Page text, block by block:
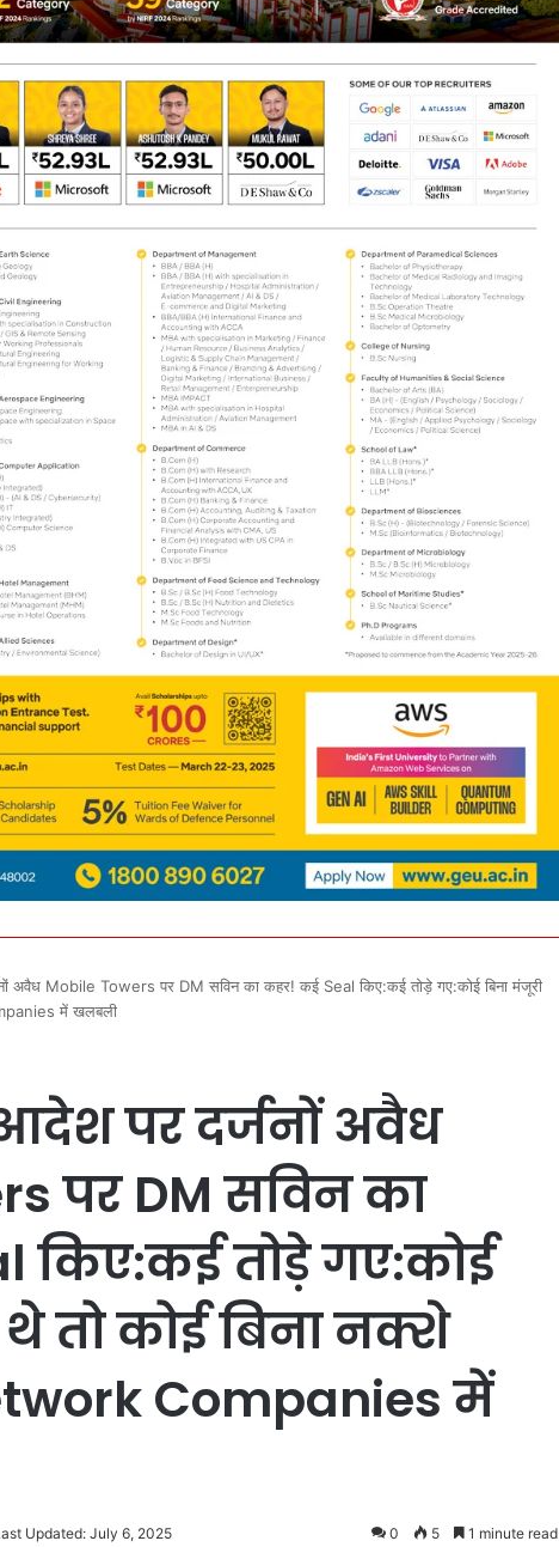
अवैध Mobile Towers पर DM सविन का कहर! कई Seal किए:कई तोड़े गए:कोई बिना मंजूरी
में खलबली
पर दर्जनों अवैध
पर DM सविन का
किए:कई तोड़े गए:कोई
तो कोई बिना नक्शे
Companies में
Updated: July 6, 2025 0 5 1 minute read